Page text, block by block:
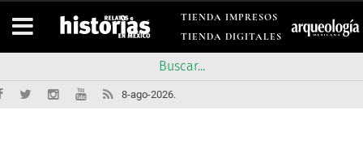
TIENDA IMPRESOS
TIENDA DIGITALES
8-ago-2026.